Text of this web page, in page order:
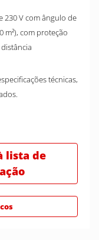
230 V com ângulo de
m²), com proteção
técnicas,
lista de